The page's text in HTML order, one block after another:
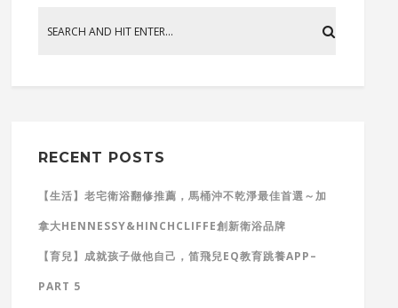
RECENT POSTS
【生活】老宅衛浴翻修推薦，馬桶沖不乾淨最佳首選～加
拿大HENNESSY&HINCHCLIFFE創新衛浴品牌
【育兒】成就孩子做他自己，笛飛兒EQ教育跳養APP–
PART 5